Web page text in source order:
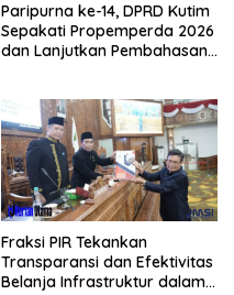
Paripurna ke-14, DPRD Kutim
Sepakati Propemperda 2026
dan Lanjutkan Pembahasan
Fraksi PIR Tekankan
Transparansi dan Efektivitas
Belanja Infrastruktur dalam